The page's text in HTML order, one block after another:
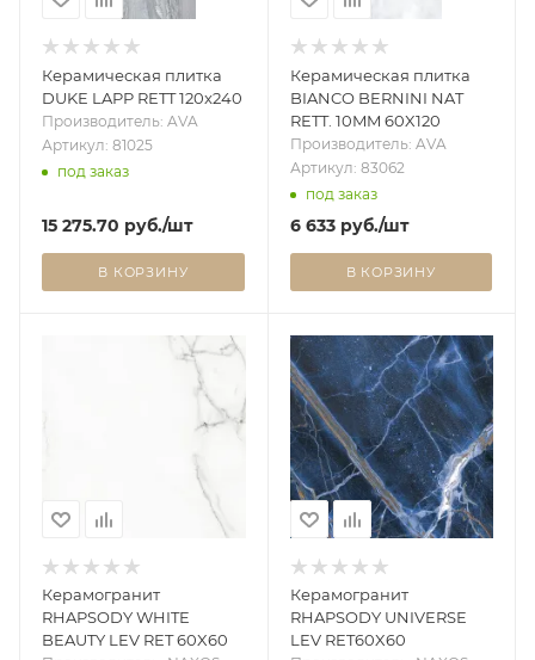
Керамическая плитка
DUKE LAPP RETT 120x240
Производитель: AVA
Артикул: 81025
под заказ
15 275.70 руб./шт
В КОРЗИНУ
Керамическая плитка
BIANCO BERNINI NAT
RETT. 10MM 60X120
Производитель: AVA
Артикул: 83062
под заказ
6 633руб./шт
В КОРЗИНУ
Керамогранит
RHAPSODY WHITE
BEAUTY LEV RET 60X60
Керамогранит
RHAPSODY UNIVERSE
LEV RET60X60